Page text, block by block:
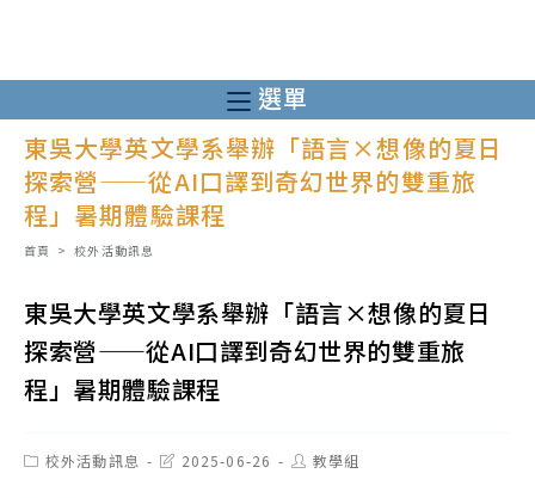
至
主
容
選單
東吳大學英文學系舉辦「語言×想像的夏日
探索營——從AI口譯到奇幻世界的雙重旅
程」暑期體驗課程
首頁 > 校外活動訊息
東吳大學英文學系舉辦「語言×想像的夏日
探索營——從AI口譯到奇幻世界的雙重旅
程」暑期體驗課程
Post校外活動訊息
Post2025-06-26
Post教學組